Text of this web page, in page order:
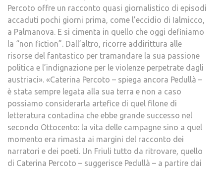
Percoto offre un racconto quasi giornalistico di episodi
accaduti pochi giorni prima, come l’eccidio di Ialmicco,
a Palmanova. E si cimenta in quello che oggi definiamo
la “non fiction”. Dall’altro, ricorre addirittura alle
risorse del fantastico per tramandare la sua passione
politica e l’indignazione per le violenze perpetrate dagli
austriaci». «Caterina Percoto – spiega ancora Pedullà –
è stata sempre legata alla sua terra e non a caso
possiamo considerarla artefice di quel filone di
letteratura contadina che ebbe grande successo nel
secondo Ottocento: la vita delle campagne sino a quel
momento era rimasta ai margini del racconto dei
narratori e dei poeti. Un Friuli tutto da ritrovare, quello
di Caterina Percoto – suggerisce Pedullà – a partire dai